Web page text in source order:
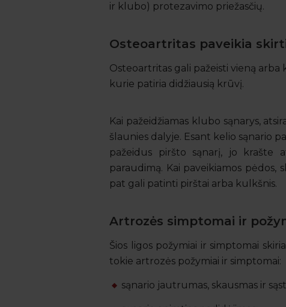
ir klubo) protezavimo priežasčių.
Osteoartritas paveikia
Osteoartritas gali pažeisti vieną
kurie patiria didžiausią krūvį.
Kai pažeidžiamas klubo sąnarys,
šlaunies dalyje. Esant kelio sąnario
pažeidus piršto sąnarį, jo krašte
paraudimą. Kai paveikiamos
pat gali patinti pirštai arba kulkšnis.
Artrozės simptomai ir
Šios ligos požymiai ir simptomai
tokie artrozės požymiai ir simptomai:
sąnario jautrumas, skausmas ir